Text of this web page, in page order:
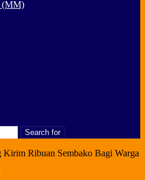
(MM)
Search for
Ribuan Sembako Bagi Warga